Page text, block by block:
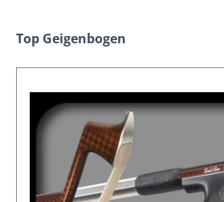
Produktgalerie überspringen
Top Geigenbogen